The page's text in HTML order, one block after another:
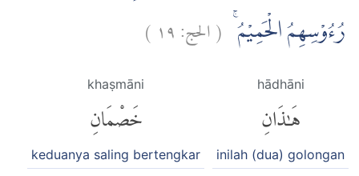
رُءُوْسِهِمُ الْحَمِيْمُ ۚ (الحج:١٩ )
hādhāni
هَٰذَانِ
inilah (dua) golongan
khaṣmāni
خَصْمَانِ
keduanya saling bertengkar